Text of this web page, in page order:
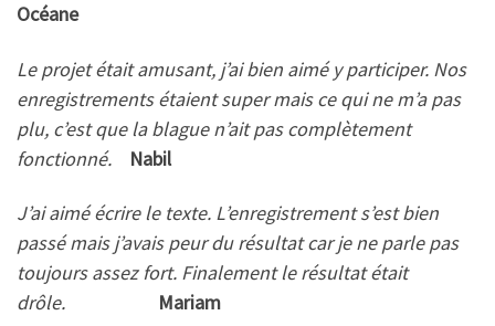
Océane
Le projet était amusant, j’ai bien aimé y participer. Nos
enregistrements étaient super mais ce qui ne m’a pas
plu, c’est que la blague n’ait pas complètement
fonctionné.
Nabil
J’ai aimé écrire le texte. L’enregistrement s’est bien
passé mais j’avais peur du résultat car je ne parle pas
toujours assez fort. Finalement le résultat était
drôle.
Mariam